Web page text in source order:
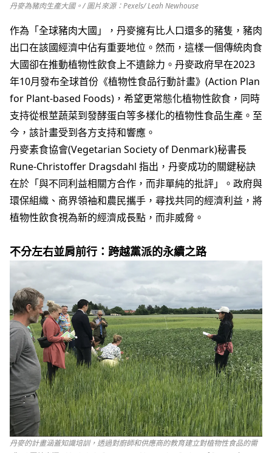
丹麥為豬肉生產大國。/ 圖片來源：Pexels/ Leah Newhouse
作為「全球豬肉大國」，丹麥擁有比人口還多的豬隻，豬肉
出口在該國經濟中佔有重要地位。然而，這樣一個傳統肉食
大國卻在推動植物性飲食上不遺餘力。丹麥政府早在2023
年10月發布全球首份《植物性食品行動計畫》(Action Plan
for Plant-based Foods)，希望更常態化植物性飲食，同時
支持從根莖蔬菜到發酵蛋白等多樣化的植物性食品生產。至
今，該計畫受到各方支持和響應。
丹麥素食協會(Vegetarian Society of Denmark)秘書長
Rune-Christoffer Dragsdahl 指出，丹麥成功的關鍵秘訣
在於「與不同利益相關方合作，而非單純的批評」。政府與
環保組織、商界領袖和農民攜手，尋找共同的經濟利益，將
植物性飲食視為新的經濟成長點，而非威脅。
不分左右並肩前行：跨越黨派的永續之路
丹麥的計畫涵蓋知識培訓，透過對廚師和供應商的教育建立對植物性食品的需